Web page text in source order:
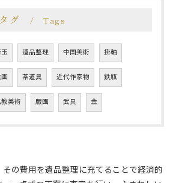
タグ Tags
遺品整理 中国美術 掛軸
茶道具 近代作家物 鉄瓶
美術 版画 武具 金
の費用を遺品整理に充てることで経済的